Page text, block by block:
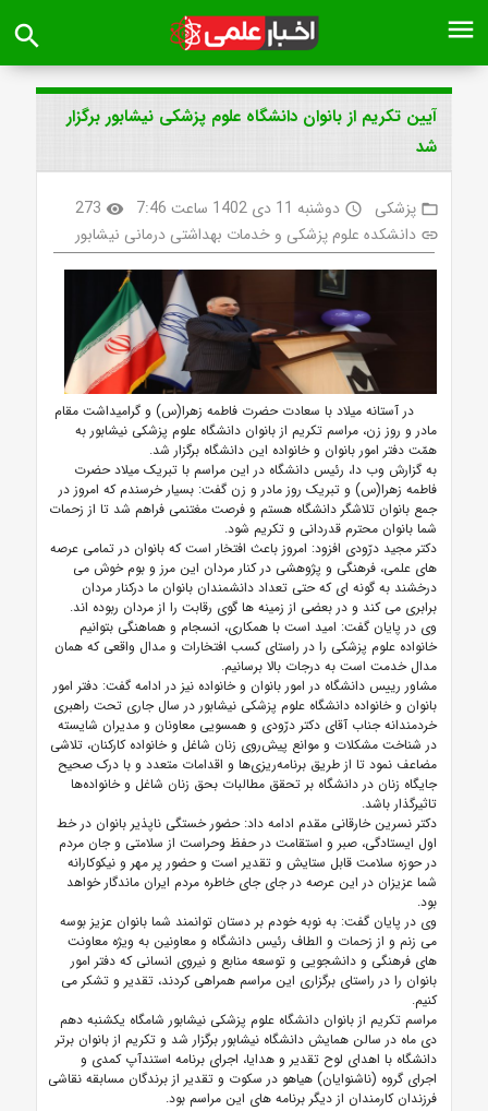
menu
search
آیین تکریم از بانوان دانشگاه علوم پزشکی نیشابور برگزار
شد
folder_open پزشکی access_time دوشنبه 11 دی 1402 ساعت 7:46 visibility
273
link دانشکده علوم پزشکی و خدمات بهداشتی درمانی نیشابور
در آستانه میلاد با سعادت حضرت فاطمه زهرا(س) و گرامیداشت مقام
مادر و روز زن، مراسم تکریم از بانوان دانشگاه علوم پزشکی نیشابور به
همّت دفتر امور بانوان و خانواده این دانشگاه برگزار شد.
به گزارش وب دا، رئیس دانشگاه در این مراسم با تبریک میلاد حضرت
فاطمه زهرا(س) و تبریک روز مادر و زن گفت: بسیار خرسندم که امروز در
جمع بانوان تلاشگر دانشگاه هستم و فرصت مغتنمی فراهم شد تا از زحمات
شما بانوان محترم قدردانی و تکریم شود.
دکتر مجید درّودی افزود: امروز باعث افتخار است که بانوان در تمامی عرصه
های علمی، فرهنگی و پژوهشی در کنار مردان این مرز و بوم خوش می
درخشند به گونه ای که حتی تعداد دانشمندان بانوان ما درکنار مردان
برابری می کند و در بعضی از زمینه ها گوی رقابت را از مردان ربوده اند.
وی در پایان گفت: امید است با همکاری، انسجام و هماهنگی بتوانیم
خانواده علوم پزشکی را در راستای کسب افتخارات و مدال واقعی که همان
مدال خدمت است به درجات بالا برسانیم.
مشاور رییس دانشگاه در امور بانوان و خانواده نیز در ادامه گفت: دفتر امور
بانوان و خانواده دانشگاه علوم پزشکی نیشابور در سال جاری تحت راهبری
خردمندانه جناب آقای دکتر درّودی و همسویی معاونان و مدیران شایسته
در شناخت مشکلات و موانع پیش‌روی زنان شاغل و خانواده کارکنان، تلاشی
مضاعف نمود تا از طریق برنامه‌ریزی‌ها و اقدامات متعدد و با درک صحیح
جایگاه زنان در دانشگاه بر تحقق مطالبات بحق زنان شاغل و خانواده‌ها
تاثیرگذار باشد.
دکتر نسرین خارقانی مقدم ادامه داد: حضور خستگی ناپذیر بانوان در خط
اول ایستادگی، صبر و استقامت در حفظ وحراست از سلامتی و جان مردم
در حوزه سلامت قابل ستایش و تقدیر است و حضور پر مهر و نیکوکارانه
شما عزیزان در این عرصه در جای جای خاطره مردم ایران ماندگار خواهد
بود.
وی در پایان گفت: به نوبه خودم بر دستان توانمند شما بانوان عزیز بوسه
می زنم و از زحمات و الطاف رئیس دانشگاه و معاونین به ویژه معاونت
های فرهنگی و دانشجویی و توسعه منابع و نیروی انسانی که دفتر امور
بانوان را در راستای برگزاری این مراسم همراهی کردند، تقدیر و تشکر می
کنیم.
مراسم تکریم از بانوان دانشگاه علوم پزشکی نیشابور شامگاه یکشنبه دهم
دی ماه در سالن همایش دانشگاه نیشابور برگزار شد و تکریم از بانوان برتر
دانشگاه با اهدای لوح تقدیر و هدایا، اجرای برنامه استندآپ کمدی و
اجرای گروه (ناشنوایان) هیاهو در سکوت و تقدیر از برندگان مسابقه نقاشی
فرزندان کارمندان از دیگر برنامه های این مراسم بود.